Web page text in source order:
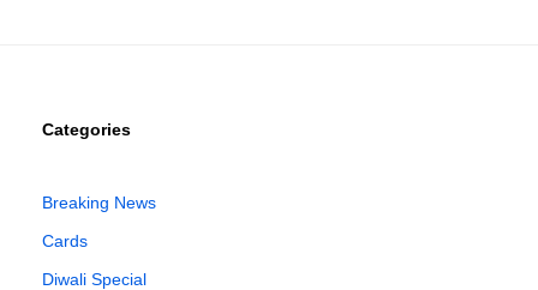
Categories
Breaking News
Cards
Diwali Special